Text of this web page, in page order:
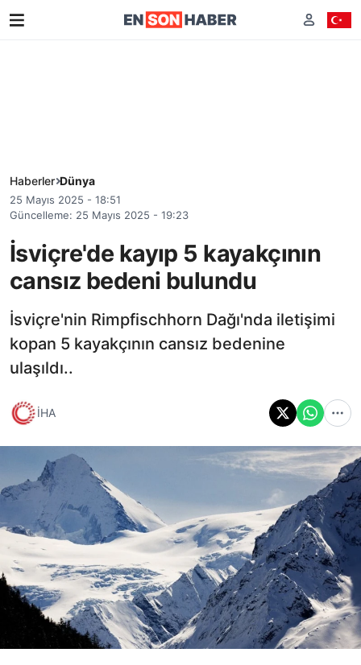
Haberler Dünya
25 Mayıs 2025 - 18:51
Güncelleme: 25 Mayıs 2025 - 19:23
İsviçre'de kayıp 5 kayakçının
cansız bedeni bulundu
İsviçre'nin Rimpfischhorn Dağı'nda iletişimi
kopan 5 kayakçının cansız bedenine
ulaşıldı..
İHA